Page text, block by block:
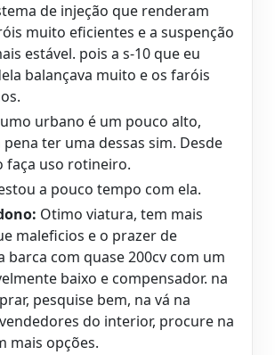
de injeção que renderam
muito eficientes e a suspenção
estável. pois a s-10 que eu
balançava muito e os faróis
urbano é um pouco alto,
ter uma dessas sim. Desde
faça uso rotineiro.
a pouco tempo com ela.
Otimo viatura, tem mais
maleficios e o prazer de
barca com quase 200cv com um
baixo e compensador. na
pesquise bem, na vá na
do interior, procure na
mais opções.